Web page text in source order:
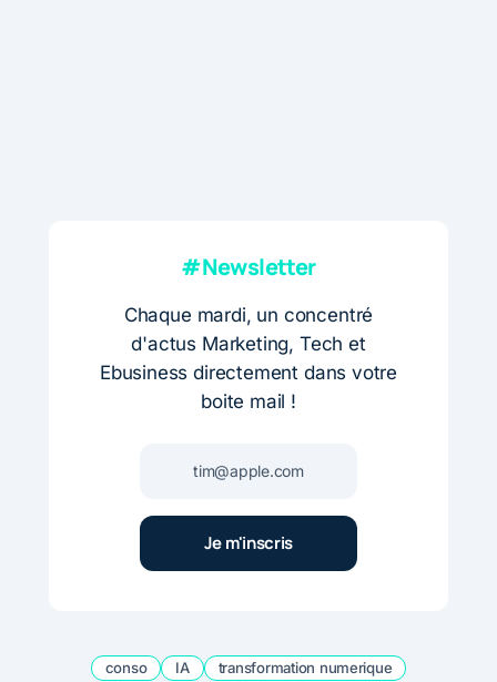
#Newsletter
Chaque mardi, un concentré
d'actus Marketing, Tech et
Ebusiness directement dans votre
boite mail !
conso IA transformation numerique